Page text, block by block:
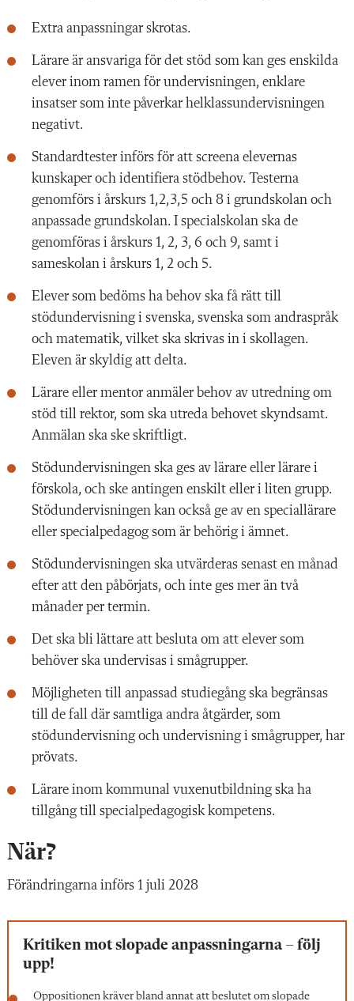
Extra anpassningar skrotas.
Lärare är ansvariga för det stöd som kan ges enskilda
elever inom ramen för undervisningen, enklare
insatser som inte påverkar helklassundervisningen
negativt.
Standardtester införs för att screena elevernas
kunskaper och identifiera stödbehov. Testerna
genomförs i årskurs 1,2,3,5 och 8 i grundskolan och
anpassade grundskolan. I specialskolan ska de
genomföras i årskurs 1, 2, 3, 6 och 9, samt i
sameskolan i årskurs 1, 2 och 5.
Elever som bedöms ha behov ska få rätt till
stödundervisning i svenska, svenska som andraspråk
och matematik, vilket ska skrivas in i skollagen.
Eleven är skyldig att delta.
Lärare eller mentor anmäler behov av utredning om
stöd till rektor, som ska utreda behovet skyndsamt.
Anmälan ska ske skriftligt.
Stödundervisningen ska ges av lärare eller lärare i
förskola, och ske antingen enskilt eller i liten grupp.
Stödundervisningen kan också ge av en speciallärare
eller specialpedagog som är behörig i ämnet.
Stödundervisningen ska utvärderas senast en månad
efter att den påbörjats, och inte ges mer än två
månader per termin.
Det ska bli lättare att besluta om att elever som
behöver ska undervisas i smågrupper.
Möjligheten till anpassad studiegång ska begränsas
till de fall där samtliga andra åtgärder, som
stödundervisning och undervisning i smågrupper, har
prövats.
Lärare inom kommunal vuxenutbildning ska ha
tillgång till specialpedagogisk kompetens.
När?
Förändringarna införs 1 juli 2028
Kritiken mot slopade anpassningarna – följ
upp!
Oppositionen kräver bland annat att beslutet om slopade